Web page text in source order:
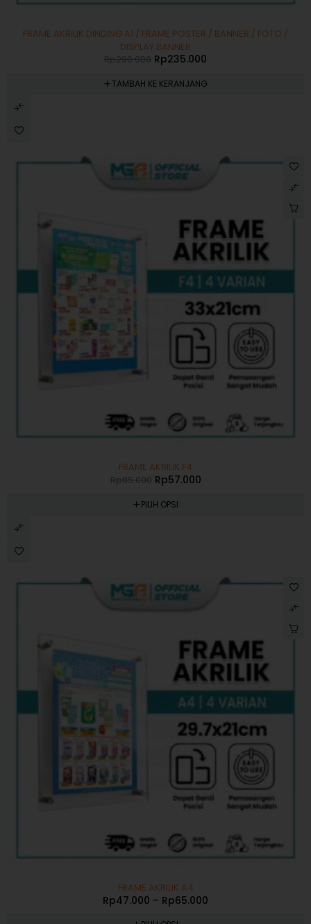
FRAME AKRILIK DINDING A1 / FRAME POSTER / BANNER / FOTO /
DISPLAY BANNER
Rp290.000 Rp235.000
TAMBAH KE KERANJANG
FRAME AKRILIK F4
Rp85.000 Rp57.000
PILIH OPSI
FRAME AKRILIK A4
Rp47.000 – Rp65.000